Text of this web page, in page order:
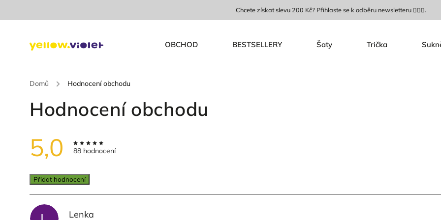
Chcete získat slevu 200 Kč? Přihlaste se k odběru newsletteru 🙋🏼‍♀️.
OBCHOD BESTSELLERY Šaty Trička
Domů / Hodnocení obchodu
Hodnocení obchodu
5,0 88 hodnocení
Přidat hodnocení
Lenka